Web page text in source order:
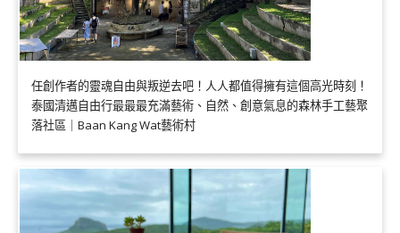
任創作者的靈魂自由與叛逆去吧！人人都值得擁有這個高光時刻！
泰國清邁自由行最最最充滿藝術、自然、創意氣息的森林手工藝聚
落社區｜Baan Kang Wat藝術村